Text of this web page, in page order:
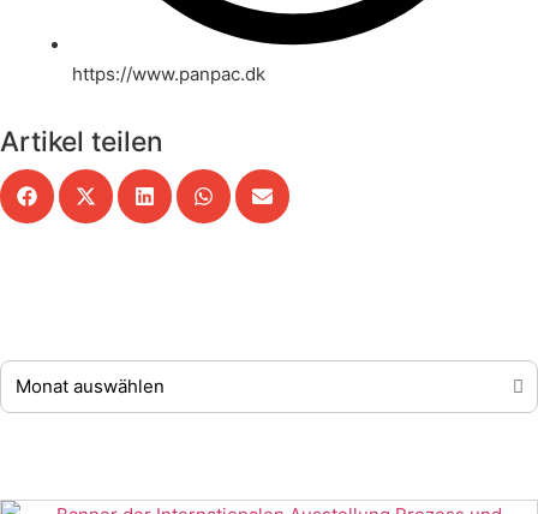
https://www.panpac.dk
Artikel teilen